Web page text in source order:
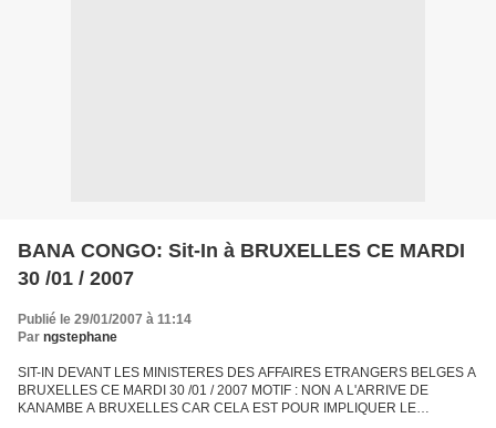
BANA CONGO: Sit-In à BRUXELLES CE MARDI
30 /01 / 2007
Publié le 29/01/2007 à 11:14
Par ngstephane
SIT-IN DEVANT LES MINISTERES DES AFFAIRES ETRANGERS BELGES A
BRUXELLES CE MARDI 30 /01 / 2007 MOTIF : NON A L'ARRIVE DE
KANAMBE A BRUXELLES CAR CELA EST POUR IMPLIQUER LE